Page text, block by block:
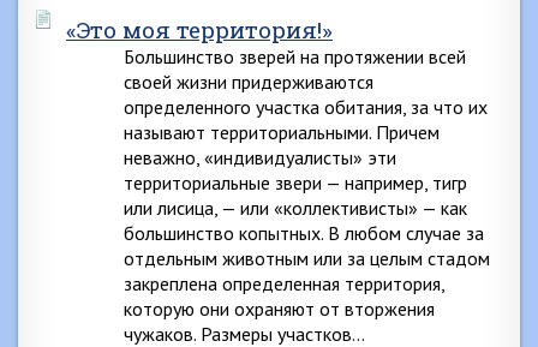
«Это моя территория!»
Большинство зверей на протяжении всей
своей жизни придерживаются
определенного участка обитания, за что их
называют территориальными. Причем
неважно, «индивидуалисты» эти
территориальные звери — например, тигр
или лисица, — или «коллективисты» — как
большинство копытных. В любом случае за
отдельным животным или за целым стадом
закреплена определенная территория,
которую они охраняют от вторжения
чужаков. Размеры участков…